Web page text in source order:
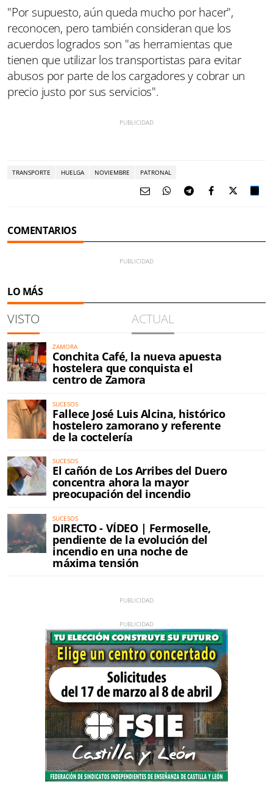
"Por supuesto, aún queda mucho por hacer",
reconocen, pero también consideran que los
acuerdos logrados son "as herramientas que
tienen que utilizar los transportistas para evitar
abusos por parte de los cargadores y cobrar un
precio justo por sus servicios".
TRANSPORTE HUELGA NOVIEMBRE PATRONAL
COMENTARIOS
LO MÁS
VISTO ACTUAL
ZAMORA
Conchita Café, la nueva apuesta
hostelera que conquista el
centro de Zamora
SUCESOS
Fallece José Luis Alcina, histórico
hostelero zamorano y referente
de la coctelería
SUCESOS
El cañón de Los Arribes del Duero
concentra ahora la mayor
preocupación del incendio
SUCESOS
DIRECTO - VÍDEO | Fermoselle,
pendiente de la evolución del
incendio en una noche de
máxima tensión